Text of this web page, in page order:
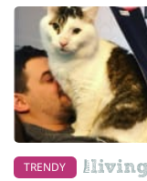
TRENDY